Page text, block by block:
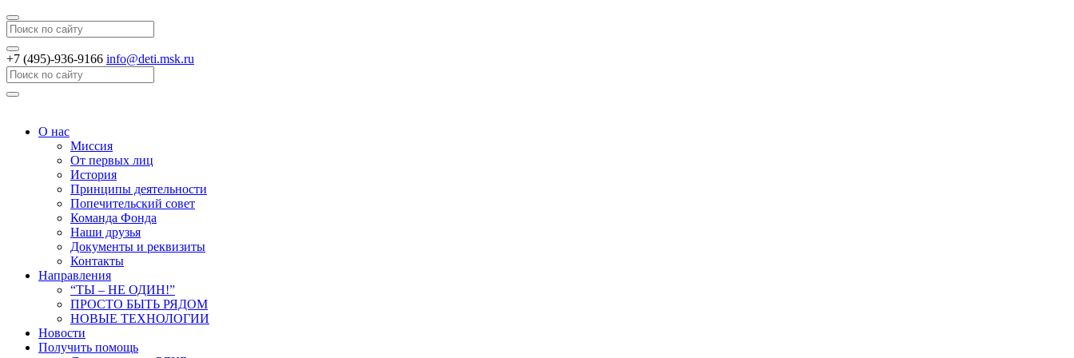
Search
+7 (495)-936-9166 info@deti.msk.ru
Search
О нас
Миссия
От первых лиц
История
Принципы деятельности
Попечительский совет
Команда Фонда
Наши друзья
Документы и реквизиты
Контакты
Направления
“ТЫ – НЕ ОДИН!”
ПРОСТО БЫТЬ РЯДОМ
НОВЫЕ ТЕХНОЛОГИИ
Новости
Получить помощь